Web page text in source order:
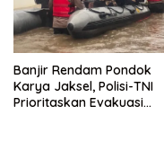
Banjir Rendam Pondok
Karya Jaksel, Polisi-TNI
Prioritaskan Evakuasi